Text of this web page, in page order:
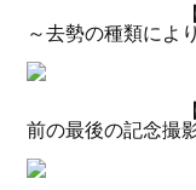
【↓ ライド
～去勢の種類によ
【↓ 去勢希
前の最後の記念撮